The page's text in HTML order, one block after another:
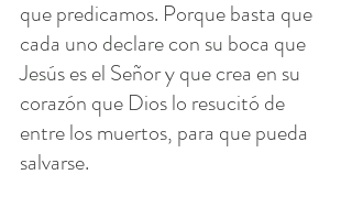
que predicamos. Porque basta que
cada uno declare con su boca que
Jesús es el Señor y que crea en su
corazón que Dios lo resucitó de
entre los muertos, para que pueda
salvarse.